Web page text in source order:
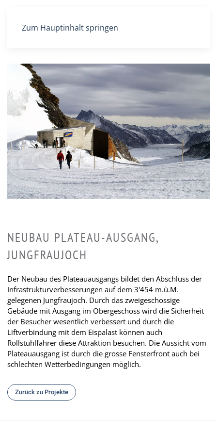
Zum Hauptinhalt springen
NEUBAU PLATEAU-AUSGANG,
JUNGFRAUJOCH
Der Neubau des Plateauausgangs bildet den Abschluss der
Infrastrukturverbesserungen auf dem 3'454 m.ü.M.
gelegenen Jungfraujoch. Durch das zweigeschossige
Gebäude mit Ausgang im Obergeschoss wird die Sicherheit
der Besucher wesentlich verbessert und durch die
Liftverbindung mit dem Eispalast können auch
Rollstuhlfahrer diese Attraktion besuchen. Die Aussicht vom
Plateauausgang ist durch die grosse Fensterfront auch bei
schlechten Wetterbedingungen möglich.
Zurück zu Projekte